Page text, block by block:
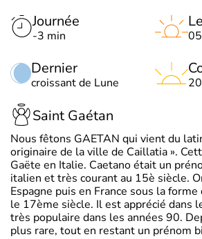
Journée
-3 min
Dernier
croissant de Lune
Saint Gaétan
Nous fêtons GAETAN qui vient du
originaire de la ville de Caillatia ».
Gaëte en Italie. Caetano était un
italien et très courant au 15è siècle.
Espagne puis en France sous la
le 17ème siècle. Il est apprécié dans
très populaire dans les années 90.
plus rare, tout en restant un prénom